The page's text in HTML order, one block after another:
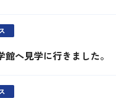
へ見学に行きました。